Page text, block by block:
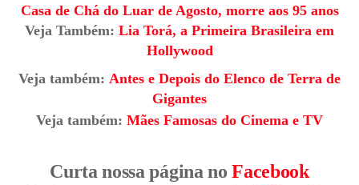
Casa de Chá do Luar de Agosto, morre aos 95 anos
Veja Também: Lia Torá, a Primeira Brasileira em
Hollywood
Veja também: Antes e Depois do Elenco de Terra de
Gigantes
Veja também: Mães Famosas do Cinema e TV
Curta nossa página noFacebook